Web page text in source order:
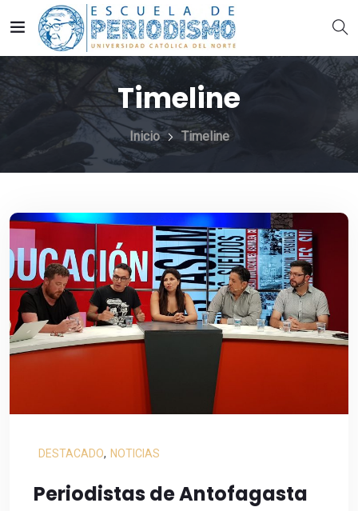
Timeline
Inicio Timeline
DESTACADO, NOTICIAS
Periodistas de Antofagasta